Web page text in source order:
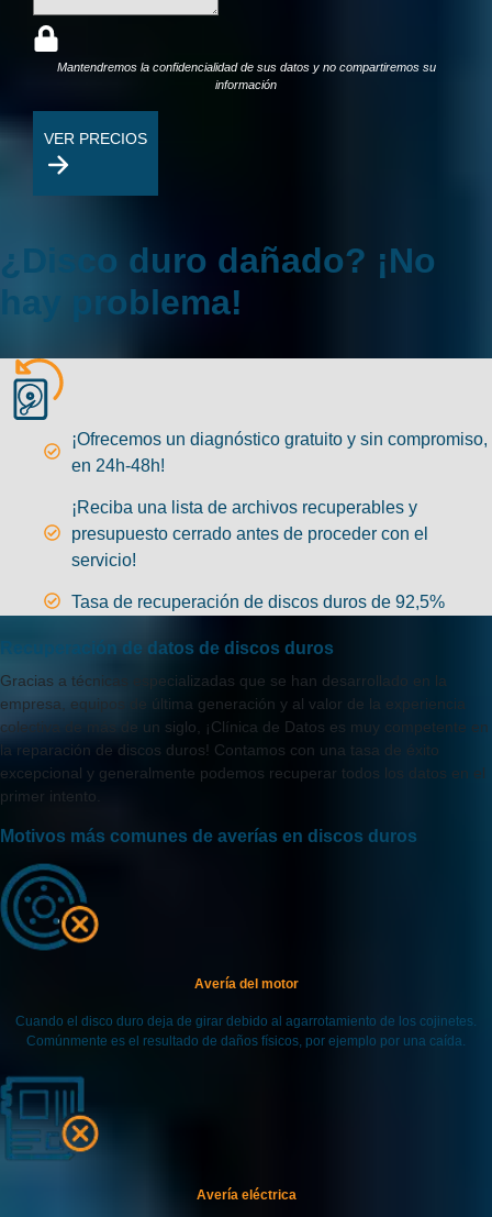
Mantendremos la confidencialidad de sus datos y no compartiremos su
información
VER PRECIOS
¿Disco duro dañado? ¡No
hay problema!
¡Ofrecemos un diagnóstico gratuito y sin compromiso,
en 24h-48h!
¡Reciba una lista de archivos recuperables y
presupuesto cerrado antes de proceder con el
servicio!
Tasa de recuperación de discos duros de 92,5%
Recuperación de datos de discos duros
Gracias a técnicas especializadas que se han desarrollado en la
empresa, equipos de última generación y al valor de la experiencia
colectiva de más de un siglo, ¡Clínica de Datos es muy competente en
la reparación de discos duros! Contamos con una tasa de éxito
excepcional y generalmente podemos recuperar todos los datos en el
primer intento.
Motivos más comunes de averías en discos duros
Avería del motor
Cuando el disco duro deja de girar debido al agarrotamiento de los cojinetes.
Comúnmente es el resultado de daños físicos, por ejemplo por una caída.
Avería eléctrica